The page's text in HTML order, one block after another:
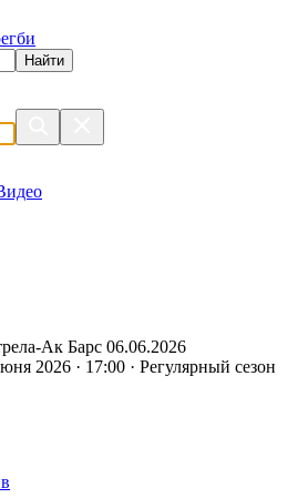
Ак Барс 06.06.2026
Стрела-Ак Барс
2026 · 17:00 · Регулярный сезон